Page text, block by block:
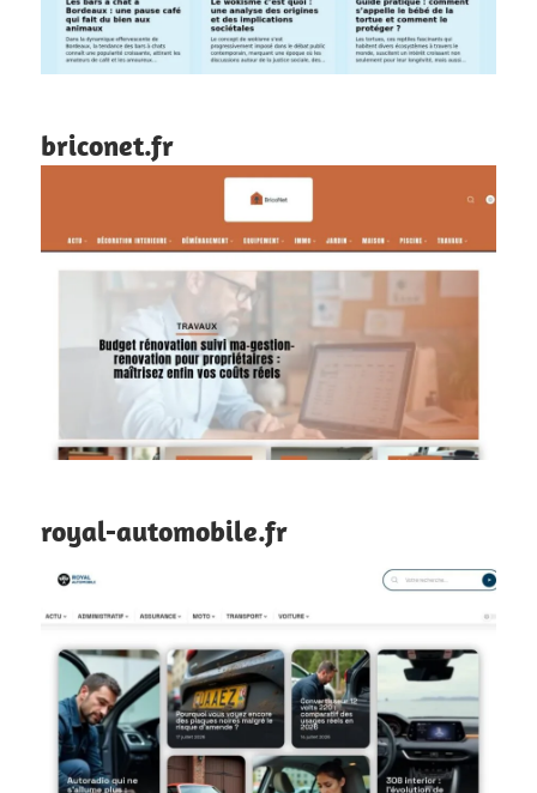
briconet.fr
royal-automobile.fr